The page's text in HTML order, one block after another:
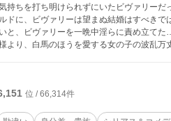
持ちを打ち明けられずにいたビヴァリー
ドに、ビヴァリーは望まぬ結婚はすべき
と、ビヴァリーを一晩中淫らに責め立て
より、白馬のほうを愛する女の子の波乱万
位 / 66,314件